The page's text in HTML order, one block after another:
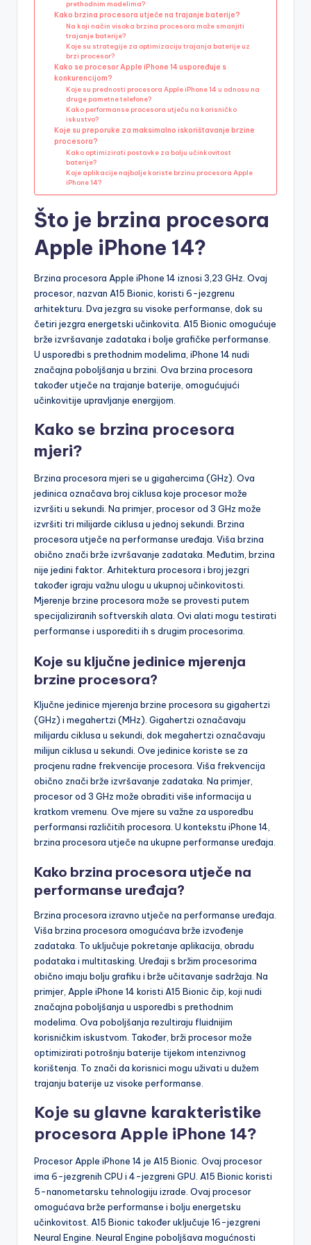
prethodnim modelima?
Kako brzina procesora utječe na trajanje baterije?
Na koji način visoka brzina procesora može smanjiti
trajanje baterije?
Koje su strategije za optimizaciju trajanja baterije uz
brzi procesor?
Kako se procesor Apple iPhone 14 uspoređuje s
konkurencijom?
Koje su prednosti procesora Apple iPhone 14 u odnosu na
druge pametne telefone?
Kako performanse procesora utječu na korisničko
iskustvo?
Koje su preporuke za maksimalno iskorištavanje brzine
procesora?
Kako optimizirati postavke za bolju učinkovitost
baterije?
Koje aplikacije najbolje koriste brzinu procesora Apple
iPhone 14?
Što je brzina procesora
Apple iPhone 14?
Brzina procesora Apple iPhone 14 iznosi 3,23 GHz. Ovaj
procesor, nazvan A15 Bionic, koristi 6-jezgrenu
arhitekturu. Dva jezgra su visoke performanse, dok su
četiri jezgra energetski učinkovita. A15 Bionic omogućuje
brže izvršavanje zadataka i bolje grafičke performanse.
U usporedbi s prethodnim modelima, iPhone 14 nudi
značajna poboljšanja u brzini. Ova brzina procesora
također utječe na trajanje baterije, omogućujući
učinkovitije upravljanje energijom.
Kako se brzina procesora
mjeri?
Brzina procesora mjeri se u gigahercima (GHz). Ova
jedinica označava broj ciklusa koje procesor može
izvršiti u sekundi. Na primjer, procesor od 3 GHz može
izvršiti tri milijarde ciklusa u jednoj sekundi. Brzina
procesora utječe na performanse uređaja. Viša brzina
obično znači brže izvršavanje zadataka. Međutim, brzina
nije jedini faktor. Arhitektura procesora i broj jezgri
također igraju važnu ulogu u ukupnoj učinkovitosti.
Mjerenje brzine procesora može se provesti putem
specijaliziranih softverskih alata. Ovi alati mogu testirati
performanse i usporediti ih s drugim procesorima.
Koje su ključne jedinice mjerenja
brzine procesora?
Ključne jedinice mjerenja brzine procesora su gigahertzi
(GHz) i megahertzi (MHz). Gigahertzi označavaju
milijardu ciklusa u sekundi, dok megahertzi označavaju
milijun ciklusa u sekundi. Ove jedinice koriste se za
procjenu radne frekvencije procesora. Viša frekvencija
obično znači brže izvršavanje zadataka. Na primjer,
procesor od 3 GHz može obraditi više informacija u
kratkom vremenu. Ove mjere su važne za usporedbu
performansi različitih procesora. U kontekstu iPhone 14,
brzina procesora utječe na ukupne performanse uređaja.
Kako brzina procesora utječe na
performanse uređaja?
Brzina procesora izravno utječe na performanse uređaja.
Viša brzina procesora omogućava brže izvođenje
zadataka. To uključuje pokretanje aplikacija, obradu
podataka i multitasking. Uređaji s bržim procesorima
obično imaju bolju grafiku i brže učitavanje sadržaja. Na
primjer, Apple iPhone 14 koristi A15 Bionic čip, koji nudi
značajna poboljšanja u usporedbi s prethodnim
modelima. Ova poboljšanja rezultiraju fluidnijim
korisničkim iskustvom. Također, brži procesor može
optimizirati potrošnju baterije tijekom intenzivnog
korištenja. To znači da korisnici mogu uživati u dužem
trajanju baterije uz visoke performanse.
Koje su glavne karakteristike
procesora Apple iPhone 14?
Procesor Apple iPhone 14 je A15 Bionic. Ovaj procesor
ima 6-jezgrenih CPU i 4-jezgreni GPU. A15 Bionic koristi
5-nanometarsku tehnologiju izrade. Ovaj procesor
omogućava brže performanse i bolju energetsku
učinkovitost. A15 Bionic također uključuje 16-jezgreni
Neural Engine. Neural Engine poboljšava mogućnosti